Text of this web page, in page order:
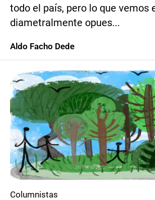
todo el país, pero lo que vemos
diametralmente opues...
Aldo Facho Dede
Columnistas